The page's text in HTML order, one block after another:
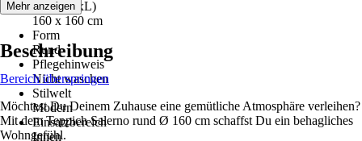
Maße (BxL)
160 x 160 cm
Form
Rund
Pflegehinweis
Nicht waschen
Stilwelt
Modern
Einsatzbereich
Innen
Mehr anzeigen
Beschreibung
Bereich überspringen
Möchtest Du Deinem Zuhause eine gemütliche Atmosphäre verleihen?
Mit dem Teppich Salerno rund Ø 160 cm schaffst Du ein behagliches
Wohngefühl.